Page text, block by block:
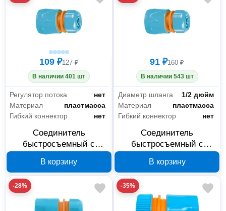
109 ₽127 ₽
В наличии 401 шт
Регулятор потока
нет
Материал
пластмасса
Гибкий коннектор
нет
Соединитель
быстросъемный с
019, 3/4 дюйма
В корзину
91 ₽160 ₽
В наличии 543 шт
Диаметр шланга
1/2 дюйм
Материал
пластмасса
Гибкий коннектор
нет
Соединитель
быстросъемный с
018, 1/2 дюйма
В корзину
-28% -35%